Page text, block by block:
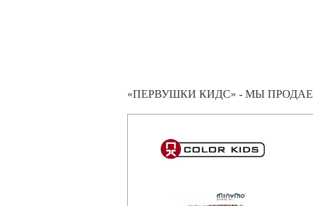
«ПЕРВУШКИ КИДС» - МЫ